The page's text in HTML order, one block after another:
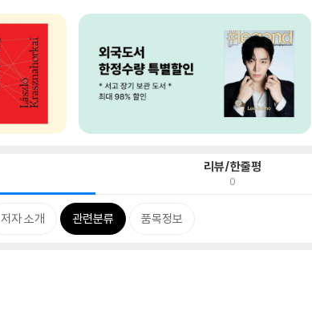
리뷰/한줄평
0
저자 소개 관련분류 품목정보